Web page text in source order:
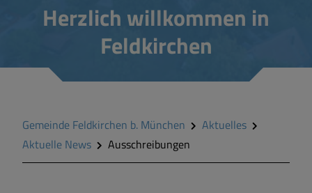
Veranstaltungskalender
Herzlich willkommen in
Feldkirchen
Gemeinde Feldkirchen b. München
Aktuelles
Aktuelle News
Ausschreibungen